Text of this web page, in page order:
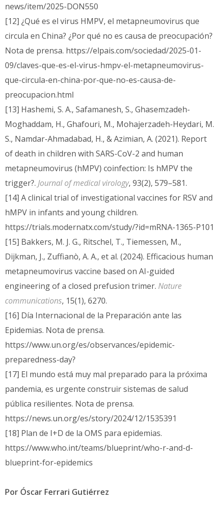
news/item/2025-DON550
[12] ¿Qué es el virus HMPV, el metapneumovirus que
circula en China? ¿Por qué no es causa de preocupación?
Nota de prensa. https://elpais.com/sociedad/2025-01-
09/claves-que-es-el-virus-hmpv-el-metapneumovirus-
que-circula-en-china-por-que-no-es-causa-de-
preocupacion.html
[13] Hashemi, S. A., Safamanesh, S., Ghasemzadeh-
Moghaddam, H., Ghafouri, M., Mohajerzadeh-Heydari, M.
S., Namdar-Ahmadabad, H., & Azimian, A. (2021). Report
of death in children with SARS-CoV-2 and human
metapneumovirus (hMPV) coinfection: Is hMPV the
trigger?. Journal of medical virology, 93(2), 579–581.
[14] A clinical trial of investigational vaccines for RSV and
hMPV in infants and young children.
https://trials.modernatx.com/study/?id=mRNA-1365-P101
[15] Bakkers, M. J. G., Ritschel, T., Tiemessen, M.,
Dijkman, J., Zuffianò, A. A., et al. (2024). Efficacious human
metapneumovirus vaccine based on AI-guided
engineering of a closed prefusion trimer. Nature
communications, 15(1), 6270.
[16] Día Internacional de la Preparación ante las
Epidemias. Nota de prensa.
https://www.un.org/es/observances/epidemic-
preparedness-day?
[17] El mundo está muy mal preparado para la próxima
pandemia, es urgente construir sistemas de salud
pública resilientes. Nota de prensa.
https://news.un.org/es/story/2024/12/1535391
[18] Plan de I+D de la OMS para epidemias.
https://www.who.int/teams/blueprint/who-r-and-d-
blueprint-for-epidemics
Por Óscar Ferrari Gutiérrez